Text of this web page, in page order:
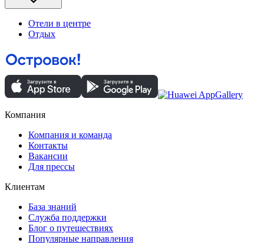
Отели в центре
Отдых
Компания
Компания и команда
Контакты
Вакансии
Для прессы
Клиентам
База знаний
Служба поддержки
Блог о путешествиях
Популярные направления